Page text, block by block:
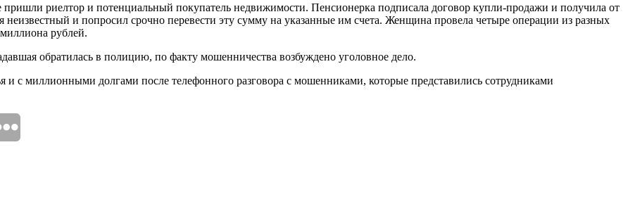
риелтор и потенциальный покупатель недвижимости. Пенсионерка подписала договор купли-продажи и получила от
неизвестный и попросил срочно перевести эту сумму на указанные им счета. Женщина провела четыре операции из разных
рублей.
обратилась в полицию, по факту мошенничества возбуждено уголовное дело.
и с миллионными долгами после телефонного разговора с мошенниками, которые представились сотрудниками